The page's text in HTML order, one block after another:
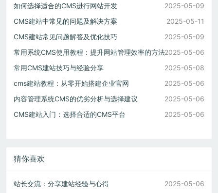
如何选择适合的CMS进行网站开发
2025-05-09
CMS建站中常见的问题及解决方案
2025-05-11
CMS建站常见问题解答及优化技巧
2025-05-09
常用系统CMS使用教程：提升网站管理效率的方法2025-05-06
常用CMS建站技巧与经验分享
2025-05-08
cms建站教程：从零开始搭建企业官网
2025-05-06
内容管理系统CMS的优劣分析与选择建议
2025-05-06
CMS建站入门：选择合适的CMS平台
2025-05-06
猜你喜欢
站长交流：分享建站经验与心得 2025-05-06